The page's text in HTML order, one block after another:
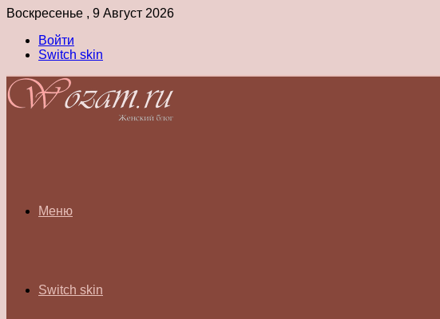
Воскресенье , 9 Август 2026
Войти
Switch skin
Меню
Switch skin